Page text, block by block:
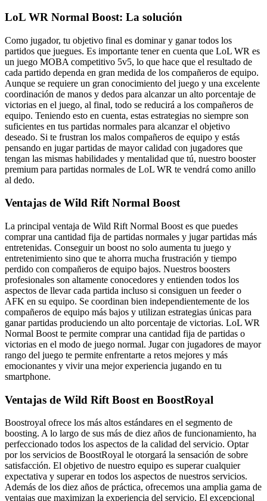
LoL WR Normal Boost: La solución
Como jugador, tu objetivo final es dominar y ganar todos los
partidos que juegues. Es importante tener en cuenta que LoL WR es
un juego MOBA competitivo 5v5, lo que hace que el resultado de
cada partido dependa en gran medida de los compañeros de equipo.
Aunque se requiere un gran conocimiento del juego y una excelente
coordinación de manos y dedos para alcanzar un alto porcentaje de
victorias en el juego, al final, todo se reducirá a los compañeros de
equipo. Teniendo esto en cuenta, estas estrategias no siempre son
suficientes en tus partidas normales para alcanzar el objetivo
deseado. Si te frustran los malos compañeros de equipo y estás
pensando en jugar partidas de mayor calidad con jugadores que
tengan las mismas habilidades y mentalidad que tú, nuestro booster
premium para partidas normales de LoL WR te vendrá como anillo
al dedo.
Ventajas de Wild Rift Normal Boost
La principal ventaja de Wild Rift Normal Boost es que puedes
comprar una cantidad fija de partidas normales y jugar partidas más
entretenidas. Conseguir un boost no solo aumenta tu juego y
entretenimiento sino que te ahorra mucha frustración y tiempo
perdido con compañeros de equipo bajos. Nuestros boosters
profesionales son altamente conocedores y entienden todos los
aspectos de llevar cada partida incluso si consiguen un feeder o
AFK en su equipo. Se coordinan bien independientemente de los
compañeros de equipo más bajos y utilizan estrategias únicas para
ganar partidas produciendo un alto porcentaje de victorias. LoL WR
Normal Boost te permite comprar una cantidad fija de partidas o
victorias en el modo de juego normal. Jugar con jugadores de mayor
rango del juego te permite enfrentarte a retos mejores y más
emocionantes y vivir una mejor experiencia jugando en tu
smartphone.
Ventajas de Wild Rift Boost en BoostRoyal
Boostroyal ofrece los más altos estándares en el segmento de
boosting. A lo largo de sus más de diez años de funcionamiento, ha
perfeccionado todos los aspectos de la calidad del servicio. Optar
por los servicios de BoostRoyal le otorgará la sensación de sobre
satisfacción. El objetivo de nuestro equipo es superar cualquier
expectativa y superar en todos los aspectos de nuestros servicios.
Además de los diez años de práctica, ofrecemos una amplia gama de
ventajas que maximizan la experiencia del servicio. El excepcional